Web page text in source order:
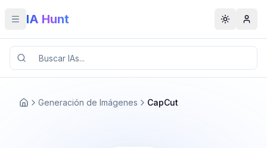
Toggle menu
IA Hunt Toggle
Generación de Imágenes CapCut